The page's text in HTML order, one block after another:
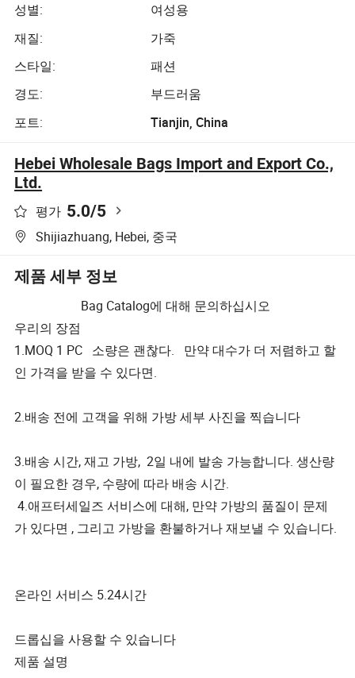
성별:
여성용
재질:
가죽
스타일:
패션
경도:
부드러움
포트:
Tianjin, China
Hebei Wholesale Bags Import and Export Co.,
Ltd.
평가 5.0/5
Shijiazhuang, Hebei, 중국
제품 세부 정보
Bag Catalog에 대해 문의하십시오
우리의 장점
1.MOQ 1 PC 소량은 괜찮다. 만약 대수가 더 저렴하고 할
인 가격을 받을 수 있다면.
2.배송 전에 고객을 위해 가방 세부 사진을 찍습니다
3.배송 시간, 재고 가방, 2일 내에 발송 가능합니다. 생산량
이 필요한 경우, 수량에 따라 배송 시간.
4.애프터세일즈 서비스에 대해, 만약 가방의 품질이 문제
가 있다면 , 그리고 가방을 환불하거나 재보낼 수 있습니다.
온라인 서비스 5.24시간
드롭십을 사용할 수 있습니다
제품 설명